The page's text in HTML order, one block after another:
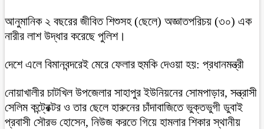
আনুমানিক ২ বছরের জীবিত শিশুসহ (ছেলে) অজ্ঞাতপরিচয় (৩০) এক
নারীর লাশ উদ্ধার করেছে পুলিশ।
দেশে এলে বিমানবন্দরেই মেরে ফেলার হুমকি দেওয়া হয়: প্রধানমন্ত্রী
নোয়াখালীর চাটখিল উপজেলার সাহাপুর ইউনিয়নের সোমপাড়ার, সন্ত্রাসী
সেলিম কন্ট্রেক্টর ও তার ছেলে হারুনের চাঁদাবাজিতে ভুক্তভুগী ডুবাই
প্রবাসী সৌরভ হোসেন, নিউজ করতে গিয়ে হামলার শিকার স্থানীয়